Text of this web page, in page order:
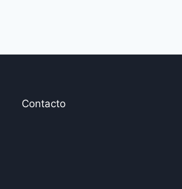
Contacto